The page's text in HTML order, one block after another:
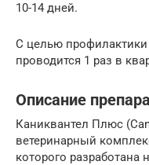
10-14 дней.
С целью профилактики
проводится 1 раз в
Описание
Каниквантел Плюс
ветеринарный
которого